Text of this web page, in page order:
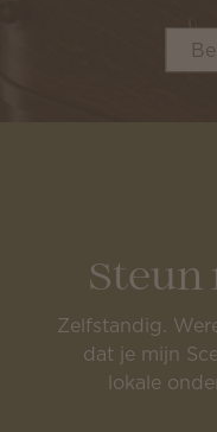
Zelfstandig.
dat je mijn
lokale